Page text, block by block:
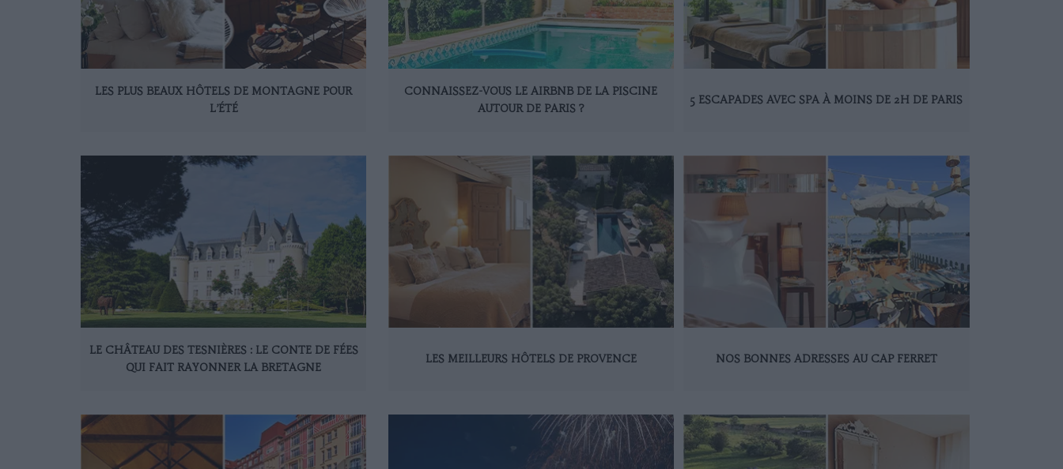
LES PLUS BEAUX HÔTELS DE MONTAGNE POUR
L’ÉTÉ
CONNAISSEZ-VOUS LE AIRBNB DE LA PISCINE
AUTOUR DE PARIS ?
5 ESCAPADES AVEC SPA À MOINS DE 2H DE PARIS
LE CHÂTEAU DES TESNIÈRES : LE CONTE DE FÉES
QUI FAIT RAYONNER LA BRETAGNE
LES MEILLEURS HÔTELS DE PROVENCE NOS BONNES ADRESSES AU CAP FERRET